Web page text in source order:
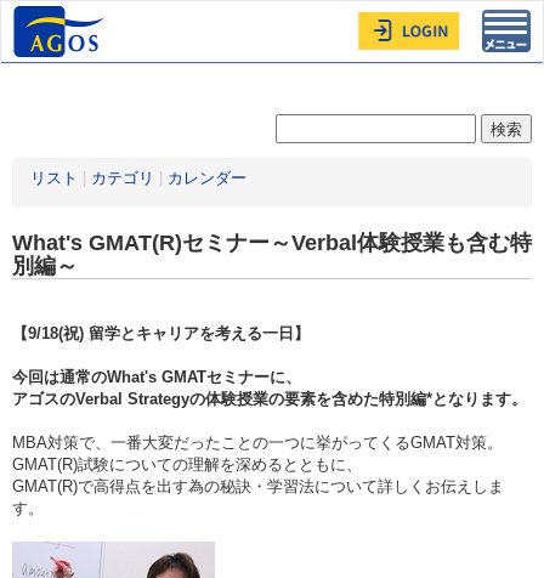
リスト カテゴリ カレンダー
What's GMAT(R)セミナー～Verbal体験授業も含む特
別編～
【9/18(祝) 留学とキャリアを考える一日】
今回は通常のWhat's GMATセミナーに、
アゴスのVerbal Strategyの体験授業の要素を含めた特別編*となります。
MBA対策で、一番大変だったことの一つに挙がってくるGMAT対策。
GMAT(R)試験についての理解を深めるとともに、
GMAT(R)で高得点を出す為の秘訣・学習法について詳しくお伝えしま
す。